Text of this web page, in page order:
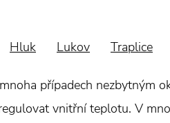
Hluk Lukov Traplice
případech nezbytným
vnitřní teplotu. V